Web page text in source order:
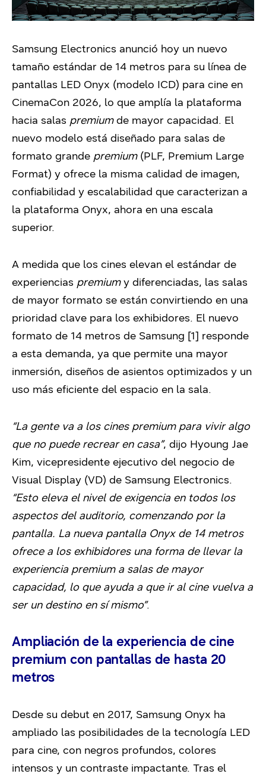
Samsung Electronics anunció hoy un nuevo
tamaño estándar de 14 metros para su línea de
pantallas LED Onyx (modelo ICD) para cine en
CinemaCon 2026, lo que amplía la plataforma
hacia salas premiumde mayor capacidad. El
nuevo modelo está diseñado para salas de
formato grande premium(PLF, Premium Large
Format) y ofrece la misma calidad de imagen,
confiabilidad y escalabilidad que caracterizan a
la plataforma Onyx, ahora en una escala
superior.
A medida que los cines elevan el estándar de
experiencias premiumy diferenciadas, las salas
de mayor formato se están convirtiendo en una
prioridad clave para los exhibidores. El nuevo
formato de 14 metros de Samsung [1] responde
a esta demanda, ya que permite una mayor
inmersión, diseños de asientos optimizados y un
uso más eficiente del espacio en la sala.
“La gente va a los cines premium para vivir algo
que no puede recrear en casa”, dijo Hyoung Jae
Kim, vicepresidente ejecutivo del negocio de
Visual Display (VD) de Samsung Electronics.
“Esto eleva el nivel de exigencia en todos los
aspectos del auditorio, comenzando por la
pantalla. La nueva pantalla Onyx de 14 metros
ofrece a los exhibidores una forma de llevar la
experiencia premium a salas de mayor
capacidad, lo que ayuda a que ir al cine vuelva a
ser un destino en sí mismo”.
Ampliación de la experiencia de cine
premium con pantallas de hasta 20
metros
Desde su debut en 2017, Samsung Onyx ha
ampliado las posibilidades de la tecnología LED
para cine, con negros profundos, colores
intensos y un contraste impactante. Tras el